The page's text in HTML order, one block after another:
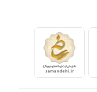
عیب به تمام مشتریان
و همکاران سعی کردیم
خیال راحت تمام محصولات